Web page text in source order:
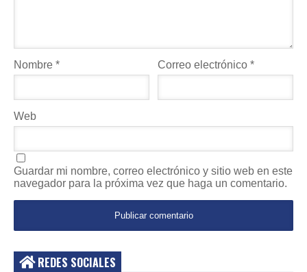
Nombre * Correo electrónico*
Web
Guardar mi nombre, correo electrónico y sitio web en este
navegador para la próxima vez que haga un comentario.
REDES SOCIALES